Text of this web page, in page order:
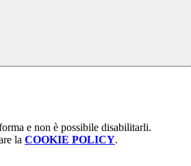
e non è possibile disabilitarli.
la COOKIE POLICY.